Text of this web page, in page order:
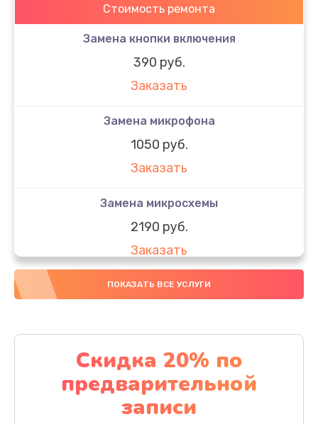
Стоимость ремонта
Замена кнопки включения
390 руб.
Заказать
Замена микрофона
1050 руб.
Заказать
Замена микросхемы
2190 руб.
Заказать
Замена передней камеры
Заказать
Замена полифонического динамика
390 руб.
Заказать
ПОКАЗАТЬ ВСЕ УСЛУГИ
Скидка 20% по
предварительной
записи